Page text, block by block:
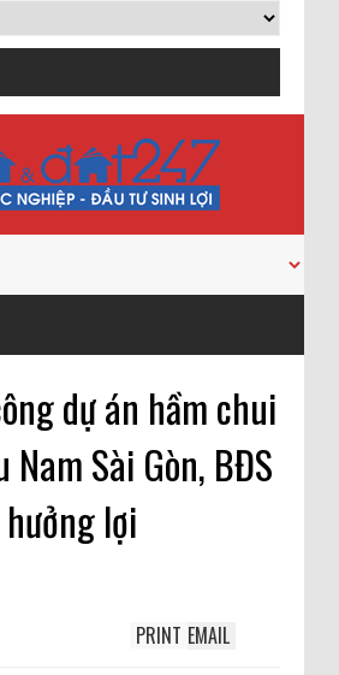
dự án hầm chui
Sài Gòn, BĐS
lợi
EMAIL
PRINT